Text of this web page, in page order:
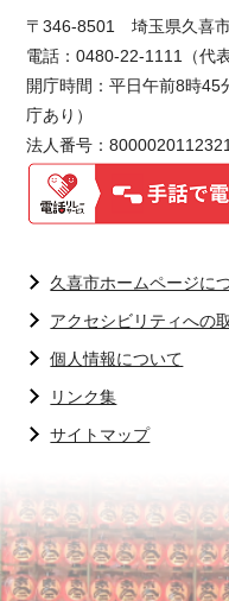
〒346-8501 埼玉県久喜
電話：0480-22-1111（代表
開庁時間：平日午前8時45
庁あり）
法人番号：
久喜市ホームページに
アクセシビリティへの
個人情報について
リンク集
サイトマップ